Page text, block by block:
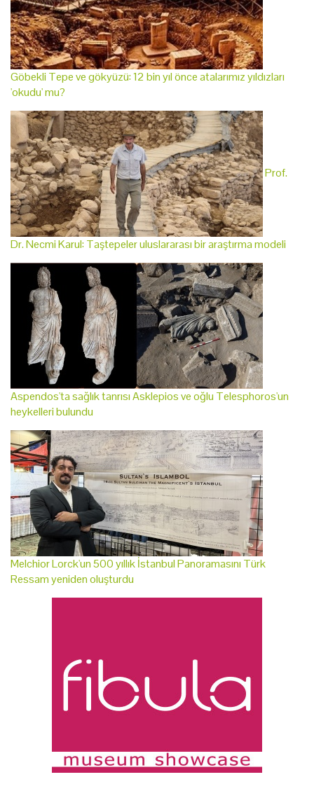
Göbekli Tepe ve gökyüzü: 12 bin yıl önce atalarımız yıldızları
'okudu' mu?
Prof.
Dr. Necmi Karul: Taştepeler uluslararası bir araştırma modeli
Aspendos'ta sağlık tanrısı Asklepios ve oğlu Telesphoros'un
heykelleri bulundu
Melchior Lorck'un 500 yıllık İstanbul Panoramasını Türk
Ressam yeniden oluşturdu